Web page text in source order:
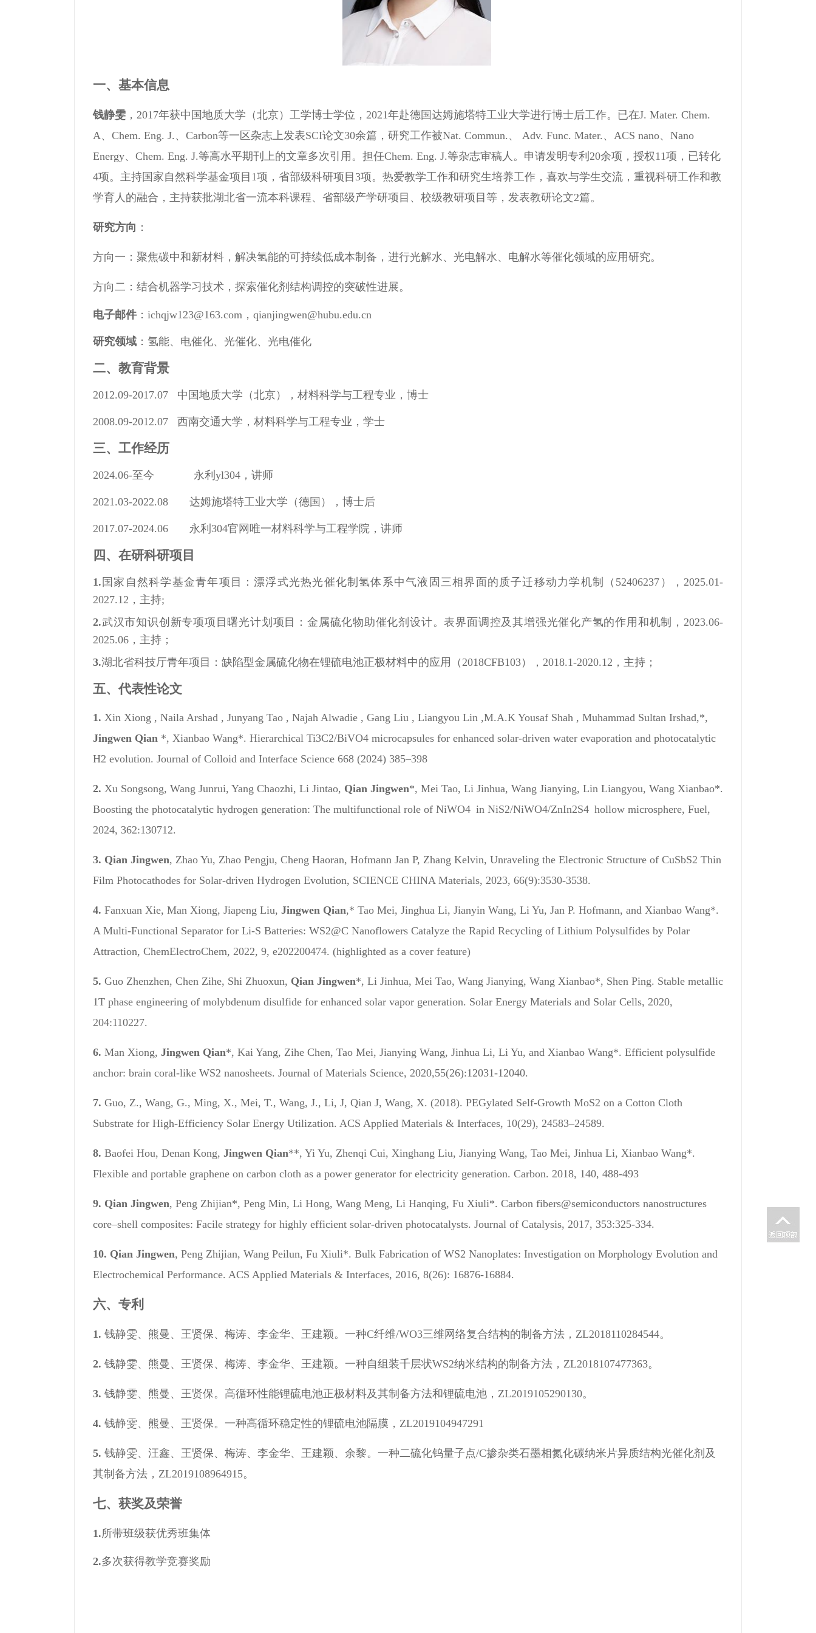
一、基本信息
钱静雯 ，2017年获中国地质大学（北京）工学博士学位，2021年赴德国达姆施塔特工业大学进行博士后工作。已在J. Mater. Chem.
A、Chem. Eng. J.、Carbon等一区杂志上发表SCI论文30余篇，研究工作被Nat. Commun.、 Adv. Func. Mater.、ACS nano、Nano
Energy、Chem. Eng. J.等高水平期刊上的文章多次引用。担任Chem. Eng. J.等杂志审稿人。申请发明专利20余项，授权11项，已转化
4项。主持国家自然科学基金项目1项，省部级科研项目3项。热爱教学工作和研究生培养工作，喜欢与学生交流，重视科研工作和教
学育人的融合，主持获批湖北省一流本科课程、省部级产学研项目、校级教研项目等，发表教研论文2篇。
研究方向 ：
方向一：聚焦碳中和新材料，解决氢能的可持续低成本制备，进行光解水、光电解水、电解水等催化领域的应用研究。
方向二：结合机器学习技术，探索催化剂结构调控的突破性进展。
电子邮件 ： ichqjw123@163.com，qianjingwen@hubu.edu.cn
研究领域 ： 氢能、电催化、光催化、光电催化
二、教育背景
2012.09-2017.07 中国地质大学（北京），材料科学与工程专业，博士
2008.09-2012.07 西南交通大学，材料科学与工程专业，学士
三、工作经历
2024.06-至今 永利yl304，讲师
2021.03-2022.08 达姆施塔特工业大学（德国），博士后
2017.07-2024.06 永利304官网唯一材料科学与工程学院，讲师
四、在研科研项目
1. 国家自然科学基金青年项目：漂浮式光热光催化制氢体系中气液固三相界面的质子迁移动力学机制（52406237），2025.01-
2027.12，主持;
2.武汉市知识创新专项项目曙光计划项目：金属硫化物助催化剂设计。表界面调控及其增强光催化产氢的作用和机制，2023.06-
2025.06，主持；
3.湖北省科技厅青年项目：缺陷型金属硫化物在锂硫电池正极材料中的应用（2018CFB103），2018.1-2020.12，主持；
五、代表性论文
1. Xin Xiong , Naila Arshad , Junyang Tao , Najah Alwadie , Gang Liu , Liangyou Lin ,M.A.K Yousaf Shah , Muhammad Sultan Irshad,*,
Jingwen Qian *, Xianbao Wang*. Hierarchical Ti3C2/BiVO4 microcapsules for enhanced solar-driven water evaporation and photocatalytic
H2 evolution. Journal of Colloid and Interface Science 668 (2024) 385–398
2. Xu Songsong, Wang Junrui, Yang Chaozhi, Li Jintao, Qian Jingwen*, Mei Tao, Li Jinhua, Wang Jianying, Lin Liangyou, Wang Xianbao*.
Boosting the photocatalytic hydrogen generation: The multifunctional role of NiWO4 in NiS2/NiWO4/ZnIn2S4 hollow microsphere, Fuel,
2024, 362:130712.
3. Qian Jingwen, Zhao Yu, Zhao Pengju, Cheng Haoran, Hofmann Jan P, Zhang Kelvin, Unraveling the Electronic Structure of CuSbS2 Thin
Film Photocathodes for Solar-driven Hydrogen Evolution, SCIENCE CHINA Materials, 2023, 66(9):3530-3538.
4. Fanxuan Xie, Man Xiong, Jiapeng Liu, Jingwen Qian,* Tao Mei, Jinghua Li, Jianyin Wang, Li Yu, Jan P. Hofmann, and Xianbao Wang*.
A Multi-Functional Separator for Li-S Batteries: WS2@C Nanoflowers Catalyze the Rapid Recycling of Lithium Polysulfides by Polar
Attraction, ChemElectroChem, 2022, 9, e202200474. (highlighted as a cover feature)
5. Guo Zhenzhen, Chen Zihe, Shi Zhuoxun, Qian Jingwen*, Li Jinhua, Mei Tao, Wang Jianying, Wang Xianbao*, Shen Ping. Stable metallic
1T phase engineering of molybdenum disulfide for enhanced solar vapor generation. Solar Energy Materials and Solar Cells, 2020,
204:110227.
6. Man Xiong, Jingwen Qian*, Kai Yang, Zihe Chen, Tao Mei, Jianying Wang, Jinhua Li, Li Yu, and Xianbao Wang*. Efficient polysulfide
anchor: brain coral-like WS2 nanosheets. Journal of Materials Science, 2020,55(26):12031-12040.
7. Guo, Z., Wang, G., Ming, X., Mei, T., Wang, J., Li, J, Qian J, Wang, X. (2018). PEGylated Self-Growth MoS2 on a Cotton Cloth
Substrate for High-Efficiency Solar Energy Utilization. ACS Applied Materials & Interfaces, 10(29), 24583–24589.
8. Baofei Hou, Denan Kong, Jingwen Qian**, Yi Yu, Zhenqi Cui, Xinghang Liu, Jianying Wang, Tao Mei, Jinhua Li, Xianbao Wang*.
Flexible and portable graphene on carbon cloth as a power generator for electricity generation. Carbon. 2018, 140, 488-493
9. Qian Jingwen, Peng Zhijian*, Peng Min, Li Hong, Wang Meng, Li Hanqing, Fu Xiuli*. Carbon fibers@semiconductors nanostructures
core–shell composites: Facile strategy for highly efficient solar-driven photocatalysts. Journal of Catalysis, 2017, 353:325-334.
10. Qian Jingwen, Peng Zhijian, Wang Peilun, Fu Xiuli*. Bulk Fabrication of WS2 Nanoplates: Investigation on Morphology Evolution and
Electrochemical Performance. ACS Applied Materials & Interfaces, 2016, 8(26): 16876-16884.
六、专利
1. 钱静雯、熊曼、王贤保、梅涛、李金华、王建颖。一种C纤维/WO3三维网络复合结构的制备方法，ZL2018110284544。
2. 钱静雯、熊曼、王贤保、梅涛、李金华、王建颖。一种自组装千层状WS2纳米结构的制备方法，ZL2018107477363。
3. 钱静雯、熊曼、王贤保。高循环性能锂硫电池正极材料及其制备方法和锂硫电池，ZL2019105290130。
4. 钱静雯、熊曼、王贤保。一种高循环稳定性的锂硫电池隔膜，ZL2019104947291
5. 钱静雯、汪鑫、王贤保、梅涛、李金华、王建颖、余黎。一种二硫化钨量子点/C掺杂类石墨相氮化碳纳米片异质结构光催化剂及
其制备方法，ZL2019108964915。
七、 获奖及荣誉
1.所带班级获优秀班集体
2.多次获得教学竞赛奖励